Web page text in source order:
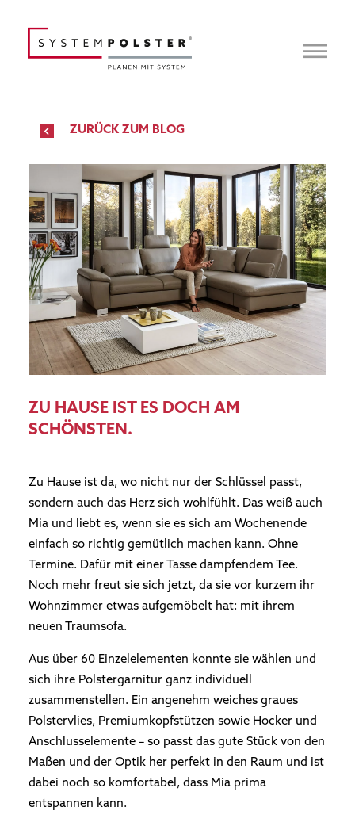
ZURÜCK ZUM BLOG
ZU HAUSE IST ES DOCH AM
SCHÖNSTEN.
Zu Hause ist da, wo nicht nur der Schlüssel passt,
sondern auch das Herz sich wohlfühlt. Das weiß auch
Mia und liebt es, wenn sie es sich am Wochenende
einfach so richtig gemütlich machen kann. Ohne
Termine. Dafür mit einer Tasse dampfendem Tee.
Noch mehr freut sie sich jetzt, da sie vor kurzem ihr
Wohnzimmer etwas aufgemöbelt hat: mit ihrem
neuen Traumsofa.
Aus über 60 Einzelelementen konnte sie wählen und
sich ihre Polstergarnitur ganz individuell
zusammenstellen. Ein angenehm weiches graues
Polstervlies, Premiumkopfstützen sowie Hocker und
Anschlusselemente – so passt das gute Stück von den
Maßen und der Optik her perfekt in den Raum und ist
dabei noch so komfortabel, dass Mia prima
entspannen kann.